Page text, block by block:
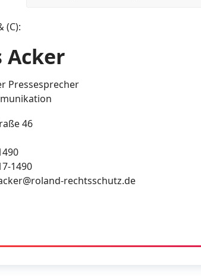
(C):
Acker
Pressesprecher
46
1490
rechtsschutz.de